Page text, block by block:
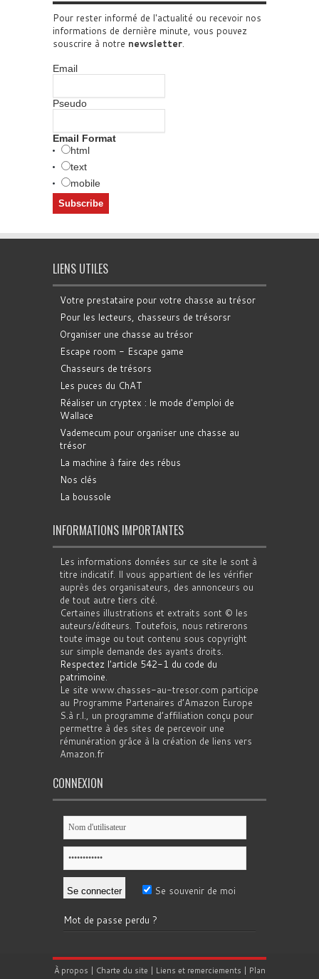
Pour rester informé de l'actualité ou recevoir nos
informations de dernière minute, vous pouvez
souscrire à notre newsletter.
Email
Pseudo
Email Format
html
text
mobile
LIENS UTILES
Votre prestataire pour votre chasse au trésor
Pour les lecteurs, chasseurs de trésorsr
Organiser une chasse au trésor
Escape room - Escape game
Chasseurs de trésors
Les puces du ChAT
Réaliser un cryptex : le mode d'emploi de
Wallace
Vademecum pour organiser une chasse au
trésor
La machine à faire des rébus
Nos clés
La boussole
INFORMATIONS IMPORTANTES
Les informations données sur ce site le sont à
titre indicatif. Il vous appartient de les vérifier
auprès des organisateurs, des annonceurs ou
de tout autre tiers cité.
Certaines illustrations et extraits sont © les
auteurs/éditeurs. Toutefois, nous retirerons
toute image ou tout contenu sous copyright
sur simple demande des ayants droits.
Respectez l'article 542-1 du code du
patrimoine.
Le site www.chasses-au-tresor.com participe
au Programme Partenaires d’Amazon Europe
S.à r.l., un programme d’affiliation conçu pour
permettre à des sites de percevoir une
rémunération grâce à la création de liens vers
Amazon.fr
CONNEXION
Se souvenir de moi
Mot de passe perdu ?
À propos | Charte du site | Liens et remerciements | Plan